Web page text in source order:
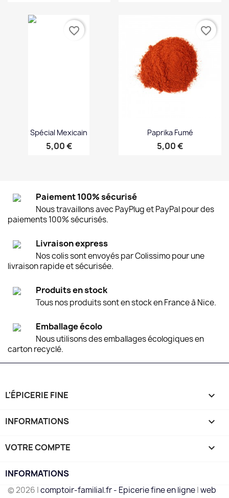
Spécial Mexicain
Prix
5,00 €
favorite_border
Paprika Fumé
Prix
5,00 €
favorite_border
Paiement 100% sécurisé
Nous travaillons avec PayPlug et PayPal pour des
paiements 100% sécurisés.
Livraison express
Nos colis sont envoyés par Colissimo pour une
livraison rapide et sécurisée.
Produits en stock
Tous nos produits sont en stock en France à Nice.
Emballage écolo
Nous utilisons des emballages écologiques en
carton recyclé.
L'ÉPICERIE FINE 
INFORMATIONS 
VOTRE COMPTE 
INFORMATIONS
© 2026 |comptoir-familial.fr - Epicerie fine en ligne|web